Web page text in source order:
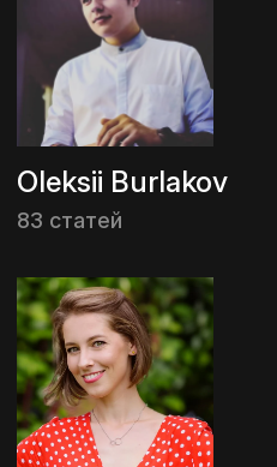
Oleksii Burlakov
83 статей